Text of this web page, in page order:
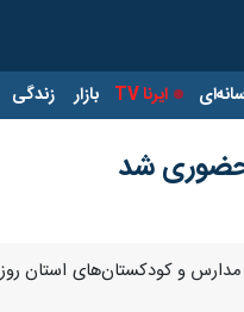
ایرنا TV بازار زندگی